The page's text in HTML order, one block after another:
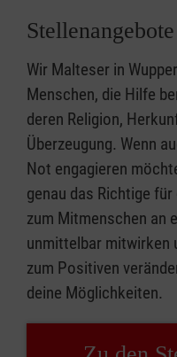
Stellenangebote
Wir Malteser in
Menschen, die Hilfe
deren Religion,
Überzeugung. Wenn
Not engagieren
genau das Richtige
zum Mitmenschen an
unmittelbar mitwirken
zum Positiven
deine Möglichkeiten.